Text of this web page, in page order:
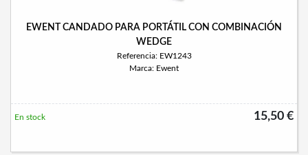
EWENT CANDADO PARA PORTÁTIL CON COMBINACIÓN
WEDGE
Referencia: EW1243
Marca: Ewent
15,50 €
En stock